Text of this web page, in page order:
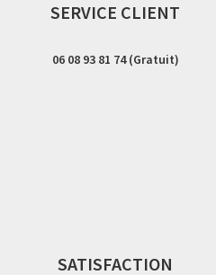
SERVICE CLIENT
06 08 93 81 74 (Gratuit)
SATISFACTION